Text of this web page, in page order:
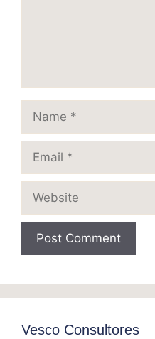
Name
Email
Website
Vesco Consultores